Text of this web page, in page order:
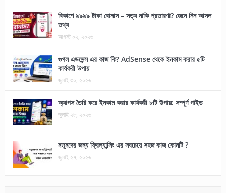
বিকাশে ৯৯৯৯ টাকা বোনাস – সত্য নাকি প্রতারণা? জেনে নিন আসল
তথ্য
আগস্ট ০২, ২০২৬
গুগল এডসেন্স এর কাজ কি? AdSense থেকে ইনকাম করার ৫টি
কার্যকরী উপায়
জুলাই ৩০, ২০২৬
অ্যাপস তৈরি করে ইনকাম করার কার্যকরী ৮টি উপায়: সম্পূর্ণ গাইড
জুলাই ২৮, ২০২৬
নতুনদের জন্য ফ্রিল্যান্সিং এর সবচেয়ে সহজ কাজ কোনটি ?
জুলাই ২৭, ২০২৬